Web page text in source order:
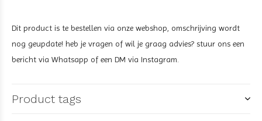
Dit product is te bestellen via onze webshop, omschrijving wordt
nog geupdate! heb je vragen of wil je graag advies? stuur ons een
bericht via Whatsapp of een DM via Instagram.
Product tags